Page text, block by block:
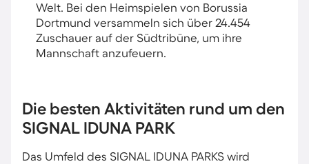
Welt. Bei den Heimspielen von Borussia
Dortmund versammeln sich über 24.454
Zuschauer auf der Südtribüne, um ihre
Mannschaft anzufeuern.
Die besten Aktivitäten rund um den
SIGNAL IDUNA PARK
Das Umfeld des SIGNAL IDUNA PARKS wird